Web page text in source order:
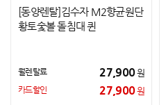
[동양렌탈]김수자 M2향균원단
황토숯볼 돌침대 퀸
월렌탈료 27,900원
카드할인 27,900원